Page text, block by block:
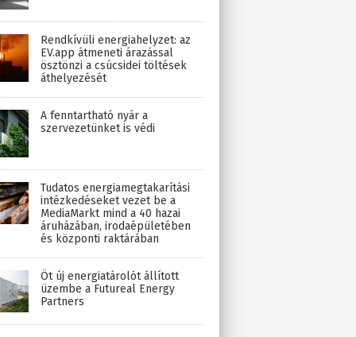
Rendkívüli energiahelyzet: az
EV.app átmeneti árazással
ösztönzi a csúcsidei töltések
áthelyezését
A fenntartható nyár a
szervezetünket is védi
Tudatos energiamegtakarítási
intézkedéseket vezet be a
MediaMarkt mind a 40 hazai
áruházában, irodaépületében
és központi raktárában
Öt új energiatárolót állított
üzembe a Futureal Energy
Partners